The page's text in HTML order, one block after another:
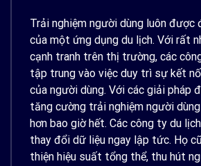
Trải nghiệm người dùng luôn được
của một ứng dụng du lịch. Với rất
cạnh tranh trên thị trường, các
tập trung vào việc duy trì sự kết
của người dùng. Với các giải pháp
tăng cường trải nghiệm người
hơn bao giờ hết. Các công ty du
thay đổi dữ liệu ngay lập tức. Họ
thiện hiệu suất tổng thể, thu hút